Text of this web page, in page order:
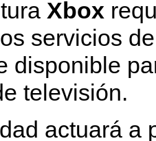
Xbox
servicios
disponible
televisión.
actuará a